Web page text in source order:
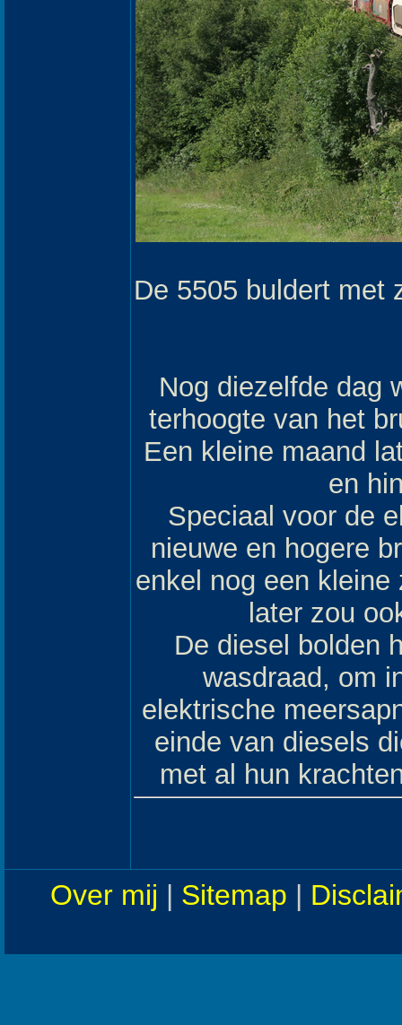
De 5505 buldert met
Nog diezelfde dag
terhoogte van het
Een kleine maand
en
Speciaal voor de
nieuwe en hogere
enkel nog een
later zou
De diesel bolden
wasdraad, om
elektrische
einde van diesels
met al hun
Over mij | Sitemap |